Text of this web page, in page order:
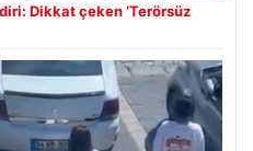
Dikkat çeken ‘Terörsüz